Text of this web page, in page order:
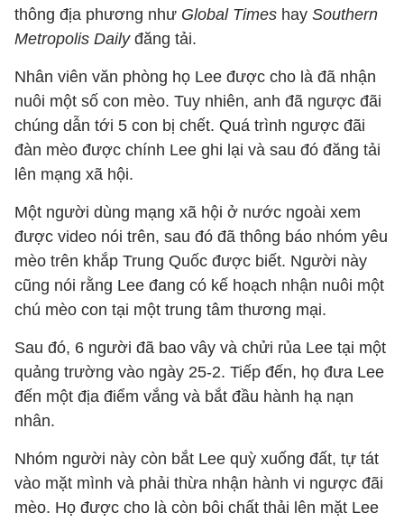
thông địa phương như Global Times hay Southern
Metropolis Daily đăng tải.
Nhân viên văn phòng họ Lee được cho là đã nhận
nuôi một số con mèo. Tuy nhiên, anh đã ngược đãi
chúng dẫn tới 5 con bị chết. Quá trình ngược đãi
đàn mèo được chính Lee ghi lại và sau đó đăng tải
lên mạng xã hội.
Một người dùng mạng xã hội ở nước ngoài xem
được video nói trên, sau đó đã thông báo nhóm yêu
mèo trên khắp Trung Quốc được biết. Người này
cũng nói rằng Lee đang có kế hoạch nhận nuôi một
chú mèo con tại một trung tâm thương mại.
Sau đó, 6 người đã bao vây và chửi rủa Lee tại một
quảng trường vào ngày 25-2. Tiếp đến, họ đưa Lee
đến một địa điểm vắng và bắt đầu hành hạ nạn
nhân.
Nhóm người này còn bắt Lee quỳ xuống đất, tự tát
vào mặt mình và phải thừa nhận hành vi ngược đãi
mèo. Họ được cho là còn bôi chất thải lên mặt Lee